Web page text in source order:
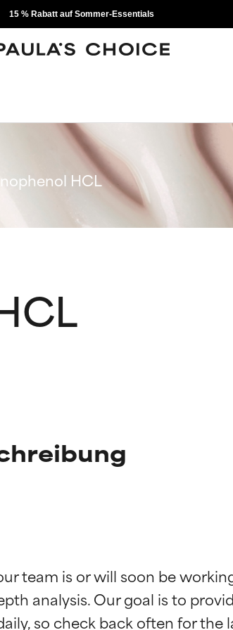
15 % Rabatt auf Sommer-Essentials
HCL
team is or will soon be
analysis. Our goal is to